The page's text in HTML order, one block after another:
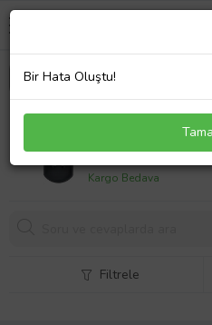
Altus Uyumlu AL
450,80 TL
Kargo Bedava
Filtrele
Bir Hata Oluştu!